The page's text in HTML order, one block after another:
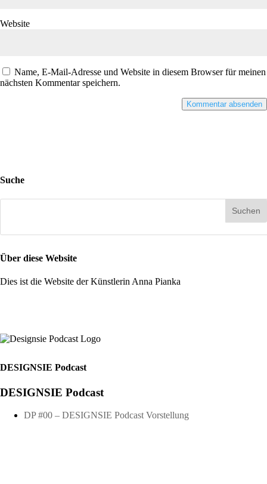
Website
Name, E-Mail-Adresse und Website in diesem Browser für meinen
nächsten Kommentar speichern.
Suche
Über diese Website
Dies ist die Website der Künstlerin Anna Pianka
DESIGNSIE Podcast
DESIGNSIE Podcast
DP #00 – DESIGNSIE Podcast Vorstellung